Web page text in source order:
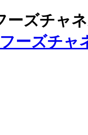
ーズチャ